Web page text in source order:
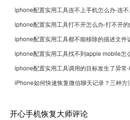
iphone配置实用工具连不上手机怎么办-连
iphone配置实用工具打不开怎么办-打不开
iphone配置实用工具都不能移除的描述文件
iphone配置实用工具找不到apple mobile怎
iPhone如何快速恢复微信聊天记录？三种方
开心手机恢复大师评论